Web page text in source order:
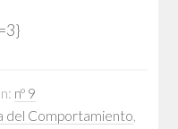
nº 9
del Comportamiento